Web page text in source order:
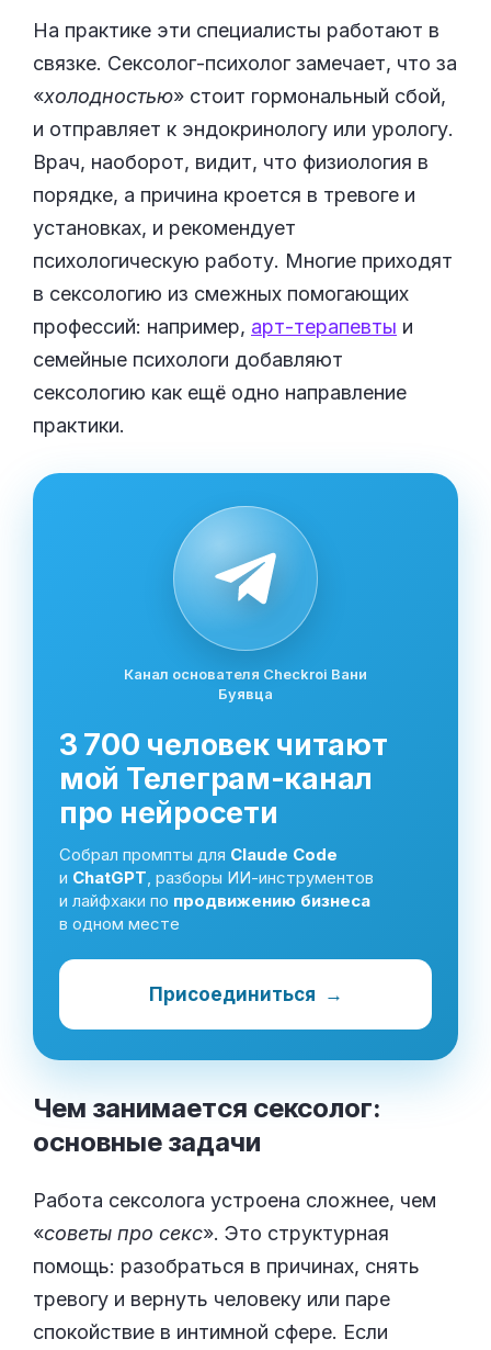
На практике эти специалисты работают в
связке. Сексолог-психолог замечает, что за
«холодностью» стоит гормональный сбой,
и отправляет к эндокринологу или урологу.
Врач, наоборот, видит, что физиология в
порядке, а причина кроется в тревоге и
установках, и рекомендует
психологическую работу. Многие приходят
в сексологию из смежных помогающих
профессий: например, арт-терапевты и
семейные психологи добавляют
сексологию как ещё одно направление
практики.
Канал основателя Checkroi Вани
Буявца
3 700 человек читают
мой Телеграм-канал
про нейросети
Собрал промпты для Claude Code
и ChatGPT, разборы ИИ-инструментов
и лайфхаки по продвижению бизнеса
в одном месте
Присоединиться →
Чем занимается сексолог:
основные задачи
Работа сексолога устроена сложнее, чем
«советы про секс». Это структурная
помощь: разобраться в причинах, снять
тревогу и вернуть человеку или паре
спокойствие в интимной сфере. Если